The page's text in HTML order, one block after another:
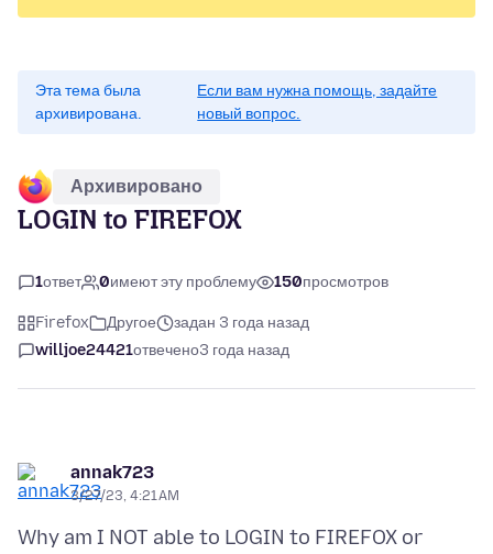
Эта тема была
архивирована.
Если вам нужна помощь, задайте
новый вопрос.
Архивировано
LOGIN to FIREFOX
1ответ 0имеют эту проблему 150просмотров
Firefox Другое
задан 3 года назад
willjoe24421отвечено3 года назад
annak723
3/27/23, 4:21 AM
Why am I NOT able to LOGIN to FIREFOX or